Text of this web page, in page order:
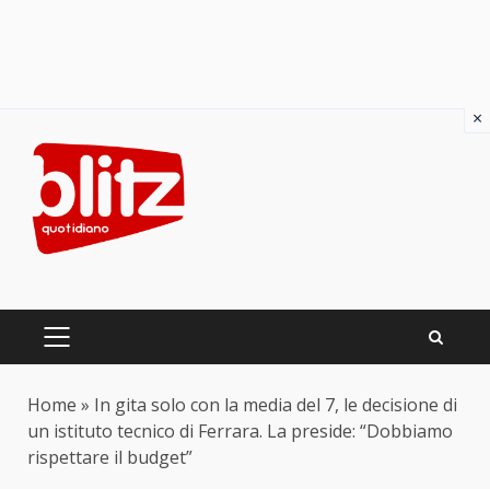
content
PRIMARY
Home » In gita solo con la media del 7, le decisione di
un istituto tecnico di Ferrara. La preside: “Dobbiamo
rispettare il budget”
×